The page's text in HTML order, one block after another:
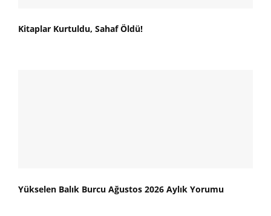
Kitaplar Kurtuldu, Sahaf Öldü!
Yükselen Balık Burcu Ağustos 2026 Aylık Yorumu